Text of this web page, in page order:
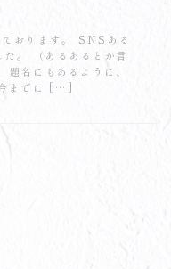
おります。 SNSある
。 （あるあるとか言
名にもあるように、
までに […]